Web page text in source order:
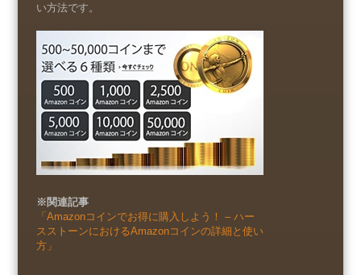
い方法です。
※関連記事
「Amazonコインでお得に購入しよう！ – ハー
スストーンにおけるAmazonコインの詳細と使い
方」